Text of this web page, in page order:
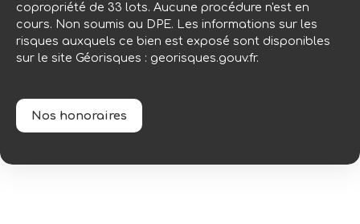
copropriété de 33 lots. Aucune procédure n'est en
cours. Non soumis au DPE. Les informations sur les
risques auxquels ce bien est exposé sont disponibles
sur le site Géorisques : georisques.gouv.fr.
Nos honoraires